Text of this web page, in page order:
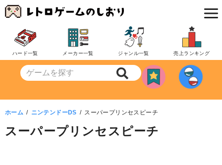
コ
ン
ツ
動
ハード一覧 メーカー一覧 ジャンル一覧 売上ランキング
ホーム ニンテンドーDS スーパープリンセスピーチ
スーパープリンセスピーチ